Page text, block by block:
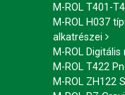
M-ROL T401-
M-ROL H037
alkatrészei
M-ROL
M-ROL T422
M-ROL ZH122